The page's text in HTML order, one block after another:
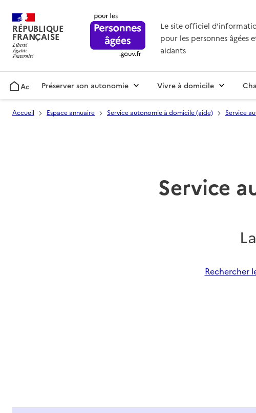
RÉPUBLIQUE
FRANÇAISE
Le site officiel
pour les personnes âgées
aidants
AccueilPréserver son autonomie Vivre à domicile
Accueil Espace annuaire Service autonomie à domicile (aide) Service
Service
Rechercher